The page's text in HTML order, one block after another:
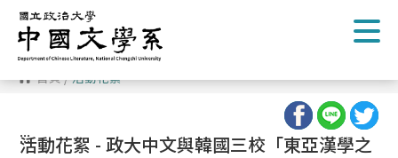
跳
到
主
要
內
容 首頁/活動花絮
:::
活動花絮 - 政大中文與韓國三校「東亞漢學之